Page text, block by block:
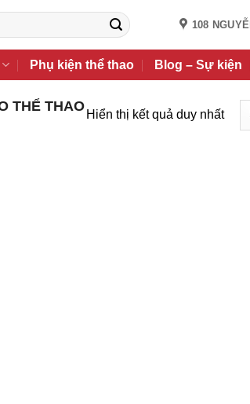
108
Phụ kiện thể thao Blog – Sự kiện
THỂ THAO
Hiển thị kết quả duy nhất